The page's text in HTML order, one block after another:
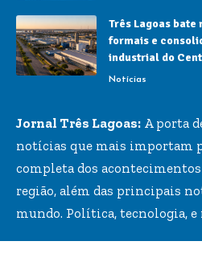
Três Lagoas
formais e
industrial do
Notícias
Jornal Três Lagoas: A porta
notícias que mais importam
completa dos acontecimentos
região, além das principais
mundo. Política, tecnologia,